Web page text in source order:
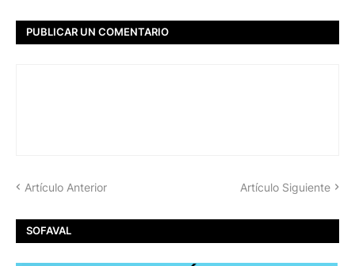
PUBLICAR UN COMENTARIO
Artículo Anterior Artículo Siguiente
SOFAVAL